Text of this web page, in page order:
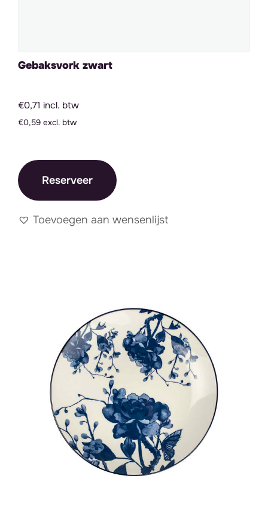
Gebaksvork zwart
€0,71 incl. btw
€0,59 excl. btw
Reserveer
Toevoegen aan wensenlijst